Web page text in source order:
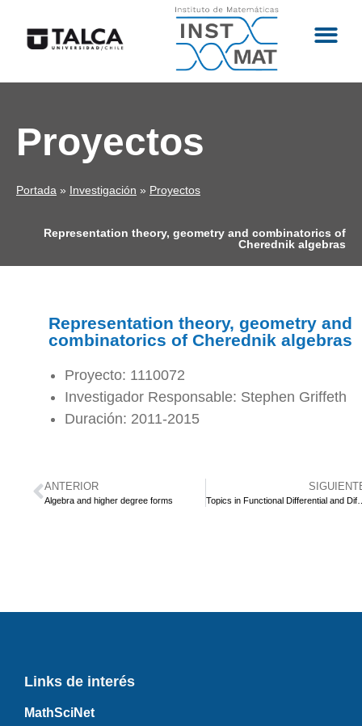
Proyectos
Portada » Investigación » Proyectos
Representation theory, geometry and combinatorics of
Cherednik algebras
Representation theory, geometry and
combinatorics of Cherednik algebras
Proyecto: 1110072
Investigador Responsable: Stephen Griffeth
Duración: 2011-2015
ANTERIOR
Algebra and higher degree forms Topics in Functional
Links de interés
MathSciNet